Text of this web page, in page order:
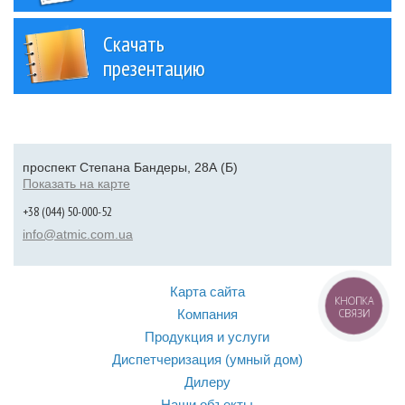
Скачать
презентацию
проспект Степана Бандеры, 28А (Б)
Показать на карте
+38 (044) 50-000-52
info@atmic.com.ua
Карта сайта
Компания
Продукция и услуги
Диспетчеризация (умный дом)
Дилеру
КНОПКА
СВЯЗИ